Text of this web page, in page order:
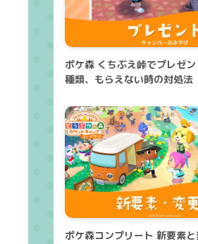
ポケ森 くちぶえ峠でプレゼ
種類、もらえない時の対処法
ポケ森コンプリート 新要素